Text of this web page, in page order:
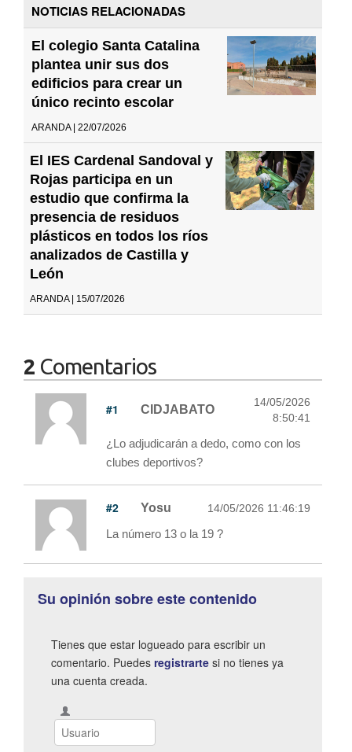
NOTICIAS RELACIONADAS
El colegio Santa Catalina
plantea unir sus dos
edificios para crear un
único recinto escolar
ARANDA | 22/07/2026
El IES Cardenal Sandoval y
Rojas participa en un
estudio que confirma la
presencia de residuos
plásticos en todos los ríos
analizados de Castilla y
León
ARANDA | 15/07/2026
2 Comentarios
#1 CIDJABATO
14/05/2026
8:50:41
¿Lo adjudicarán a dedo, como con los
clubes deportivos?
#2 Yosu 14/05/2026 11:46:19
La número 13 o la 19 ?
Su opinión sobre este contenido
Tienes que estar logueado para escribir un
comentario. Puedes registrarte si no tienes ya
una cuenta creada.